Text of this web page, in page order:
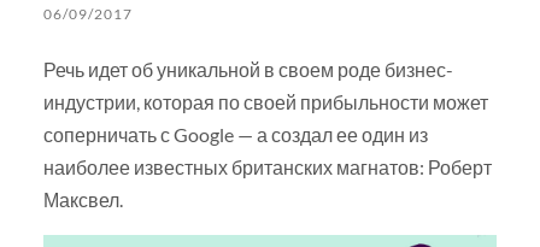
06/09/2017
Речь идет об уникальной в своем роде бизнес-
индустрии, которая по своей прибыльности может
соперничать с Google — а создал ее один из
наиболее известных британских магнатов: Роберт
Максвел.